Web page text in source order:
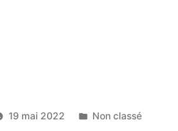
19 mai 2022
Publié
Non classé